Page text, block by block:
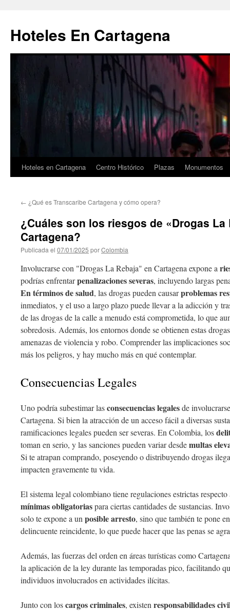
contenido
Hoteles En Cartagena
Hoteles en Cartagena Centro Histórico Plazas Monumentos
← ¿Qué es Transcaribe Cartagena y cómo opera?
¿Cuáles son los riesgos de «Drogas La
Cartagena?
Publicada el 07/01/2025 porColombia
Involucrarse con "Drogas La Rebaja" en Cartagena expone a
podrías enfrentarpenalizaciones severas, incluyendo largas
En términos de salud, las drogas pueden causarproblemas
inmediatos, y el uso a largo plazo puede llevar a la adicción y
de las drogas de la calle a menudo está comprometida, lo que
sobredosis. Además, los entornos donde se obtienen estas
amenazas de violencia y robo. Comprender las implicaciones
más los peligros, y hay mucho más en qué contemplar.
Consecuencias Legales
Uno podría subestimar lasconsecuencias legalesde
Cartagena. Si bien la atracción de un acceso fácil a diversas
ramificaciones legales pueden ser severas. En Colombia, los
toman en serio, y las sanciones pueden variar desdemultas
Si te atrapan comprando, poseyendo o distribuyendo drogas
impacten gravemente tu vida.
El sistema legal colombiano tiene regulaciones estrictas
mínimas obligatoriaspara ciertas cantidades de sustancias.
solo te expone a un posible arresto, sino que también te pone
delincuente reincidente, lo que puede hacer que las penas se
Además, las fuerzas del orden en áreas turísticas como
la aplicación de la ley durante las temporadas pico, facilitando
individuos involucrados en actividades ilícitas.
Junto con loscargos criminales, existen responsabilidades